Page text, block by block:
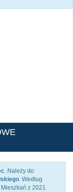
. Należy do
. Według
z 2021